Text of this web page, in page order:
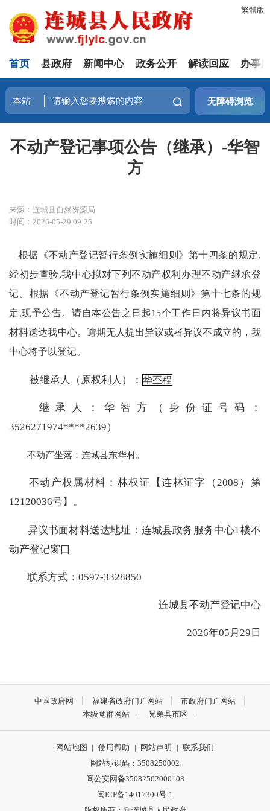
繁體版
首页 县政府 新闻中心 政务公开 解读回应 办事
无障碍浏览
不动产登记事项公告（继承）-华智
方
来源：连城县自然资源局
时间：2026-05-29 09:25
根据《不动产登记暂行条例实施细则》第十四条的规定,
经初步查验,我中心拟对下列不动产权利办理不动产继承登
记。根据《不动产登记暂行条例实施细则》第十七条的规
定,现予公告。请自本公告之日起15个工作 日内将异议书面
材料送达我中心。逾期无人提出异议或者异议不成立的，我
中心将予以登记。
被继承人（原权利人）： 华丕程
继承人：华智方（身份证号码：
3526271974****2639）
不动产坐落：连城县东华村。
不动产权属材料：林权证
【连林证字（2008）第
12120036号】。
异议书面材料送达地址： 连城县政务服务中心1楼不
动产登记窗口
联系方式：0597-3328850
连城县不动产登记中心
2026年05 月29 日
中国政府网 福建省政府门户网站
市政府门户网站
本级党群网站
兄弟县市区
网站地图 | 使用帮助 | 网站声明 | 联系我们
网站标识码：3508250002
闽公安网备35082502000108
闽ICP备14017300号-1